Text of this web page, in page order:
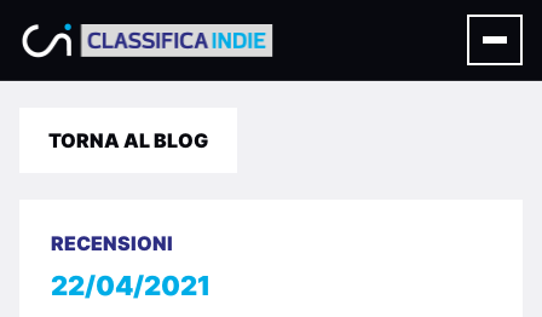
TORNA AL BLOG
RECENSIONI
22/04/2021